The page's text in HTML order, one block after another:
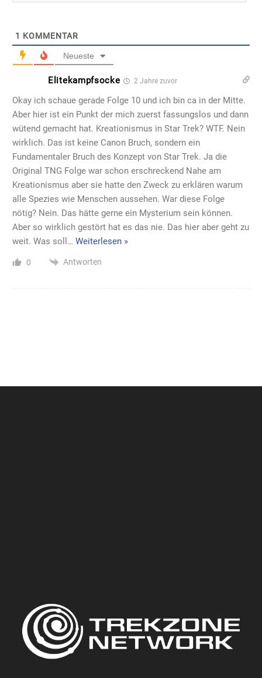
1 KOMMENTAR
Neueste
Elitekampfsocke 2 Jahre zuvor
Okay ich schaue gerade Folge 10 und ich bin ca in der Mitte.
Aber hier ist ein Punkt der mich zuerst fassungslos und dann
wütend gemacht hat. Kreationismus in Star Trek? WTF. Nein
wirklich. Das ist keine Canon Bruch, sondern ein
Fundamentaler Bruch des Konzept von Star Trek. Ja die
Original TNG Folge war schon erschreckend Nahe am
Kreationismus aber sie hatte den Zweck zu erklären warum
alle Spezies wie Menschen aussehen. War diese Folge
nötig? Nein. Das hätte gerne ein Mysterium sein können.
Aber so wirklich gestört hat es das nie. Das hier aber geht zu
weit. Was soll … Weiterlesen »
0 Antworten